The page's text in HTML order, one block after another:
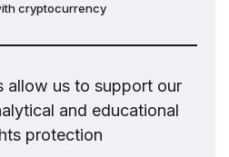
cryptocurrency
allow us to support our
and educational
protection